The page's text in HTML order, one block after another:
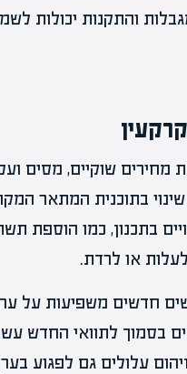
והתקנות יכולות
מחירים שוקיים, מסים
בתוכנית המתאר
בתכנון, כמו הוספת
או לרדת.
חדשים משפיעות על
בסמוך לתוואי החדש
עלולים גם לפגוע